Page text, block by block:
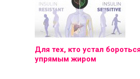
Для тех, кто устал
упрямым жиром